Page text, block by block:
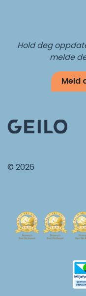
Hold deg
melde
Meld
© 2026